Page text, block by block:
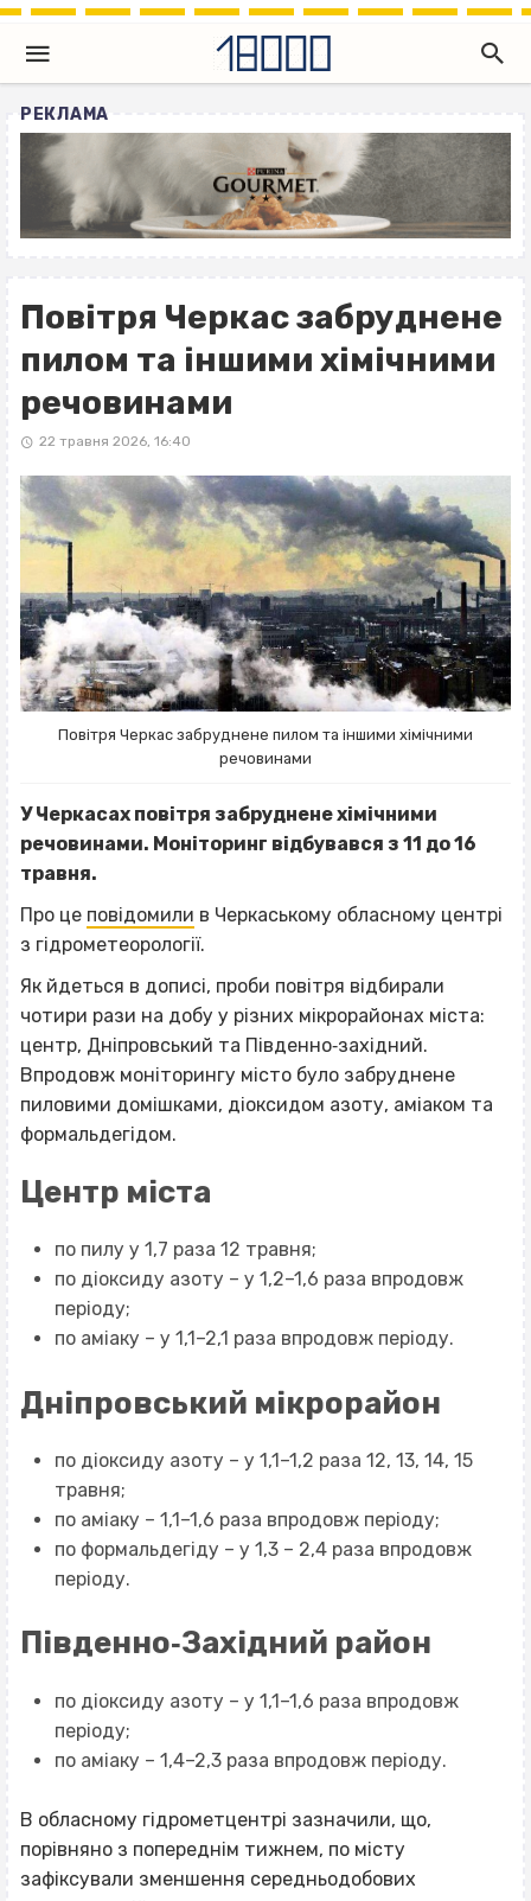
РЕКЛАМА
Повітря Черкас забруднене
пилом та іншими хімічними
речовинами
22 травня 2026, 16:40
Повітря Черкас забруднене пилом та іншими хімічними
речовинами
У Черкасах повітря забруднене хімічними
речовинами. Моніторинг відбувався з 11 до 16
травня.
Про це повідомили в Черкаському обласному центрі
з гідрометеорології.
Як йдеться в дописі, проби повітря відбирали
чотири рази на добу у різних мікрорайонах міста:
центр, Дніпровський та Південно‐західний.
Впродовж моніторингу місто було забруднене
пиловими домішками, діоксидом азоту, аміаком та
формальдегідом.
Центр міста
по пилу у 1,7 раза 12 травня;
по діоксиду азоту – у 1,2–1,6 раза впродовж
періоду;
по аміаку – у 1,1–2,1 раза впродовж періоду.
Дніпровський мікрорайон
по діоксиду азоту – у 1,1–1,2 раза 12, 13, 14, 15
травня;
по аміаку – 1,1–1,6 раза впродовж періоду;
по формальдегіду – у 1,3 – 2,4 раза впродовж
періоду.
Південно‐Західний район
по діоксиду азоту – у 1,1–1,6 раза впродовж
періоду;
по аміаку – 1,4–2,3 раза впродовж періоду.
В обласному гідрометцентрі зазначили, що,
порівняно з попереднім тижнем, по місту
зафіксували зменшення середньодобових